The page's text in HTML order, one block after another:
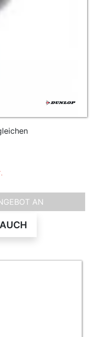
AN